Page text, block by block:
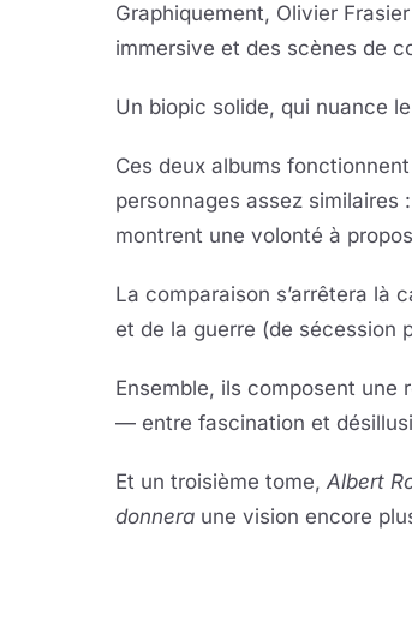
Graphiquement, Olivier
immersive et des scènes de
Un biopic solide, qui nuance
Ces deux albums
personnages assez similaires
montrent une volonté à
La comparaison s’arrêtera là
et de la guerre (de sécession
Ensemble, ils composent
— entre fascination et
Et un troisième tome, Albert
donnera une vision encore